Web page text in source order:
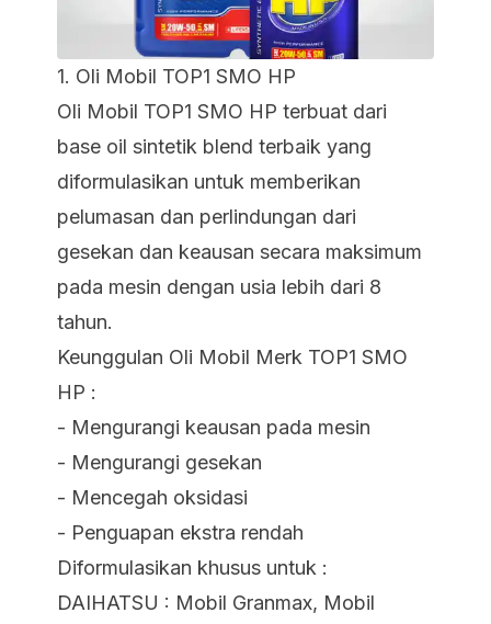
1. Oli Mobil TOP1 SMO HP
Oli Mobil TOP1 SMO HP terbuat dari
base oil sintetik blend terbaik yang
diformulasikan untuk memberikan
pelumasan dan perlindungan dari
gesekan dan keausan secara maksimum
pada mesin dengan usia lebih dari 8
tahun.
Keunggulan Oli Mobil Merk TOP1 SMO
HP :
- Mengurangi keausan pada mesin
- Mengurangi gesekan
- Mencegah oksidasi
- Penguapan ekstra rendah
Diformulasikan khusus untuk :
DAIHATSU : Mobil Granmax, Mobil